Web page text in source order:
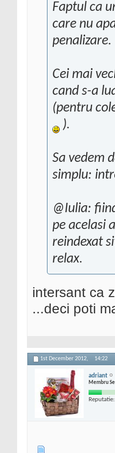
Faptul ca
care nu
penalizare.
Cei mai
cand s-a
(pentru
).
Sa vedem
simplu:
@Iulia:
pe acelasi
reindexat
relax.
intersant ca
...deci poti
1st December 2012, 14:22
adriant
Membru
Reputatie: